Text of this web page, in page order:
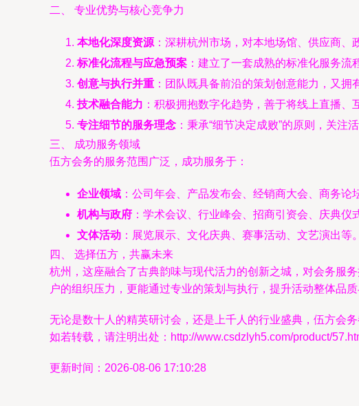
二、 专业优势与核心竞争力
本地化深度资源 ：深耕杭州市场，对本地场馆、供应商
标准化流程与应急预案 ：建立了一套成熟的标准化服务
创意与执行并重 ：团队既具备前沿的策划创意能力，又
技术融合能力 ：积极拥抱数字化趋势，善于将线上直播
专注细节的服务理念 ：秉承“细节决定成败”的原则，关注
三、 成功服务领域
伍方会务的服务范围广泛，成功服务于：
企业领域 ：公司年会、产品发布会、经销商大会、商务论
机构与政府 ：学术会议、行业峰会、招商引资会、庆典仪
文体活动 ：展览展示、文化庆典、赛事活动、文艺演出等。
四、 选择伍方，共赢未来
杭州，这座融合了古典韵味与现代活力的创新之城，对会务服
户的组织压力，更能通过专业的策划与执行，提升活动整体品
无论是数十人的精英研讨会，还是上千人的行业盛典，伍方会
如若转载，请注明出处：http://www.csdzlyh5.com/product/
更新时间：2026-08-06 17:10:28